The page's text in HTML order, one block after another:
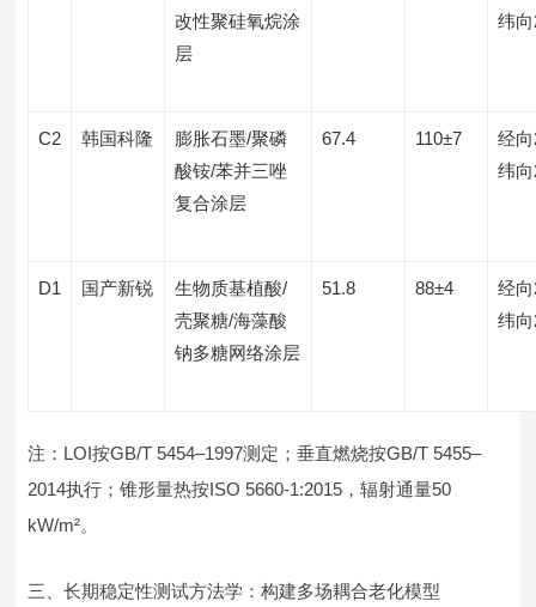
改性聚硅氧烷涂
层
纬
C2 韩国科隆
膨胀石墨/聚磷
酸铵/苯并三唑
复合涂层
67.4 110±7
经
纬
D1 国产新锐
生物质基植酸/
壳聚糖/海藻酸
钠多糖网络涂层
51.8 88±4
经
纬
注：LOI按GB/T 5454–1997测定；垂直燃烧按GB/T 5455–
2014执行；锥形量热按ISO 5660-1:2015，辐射通量50
kW/m²。
三、长期稳定性测试方法学：构建多场耦合老化模型